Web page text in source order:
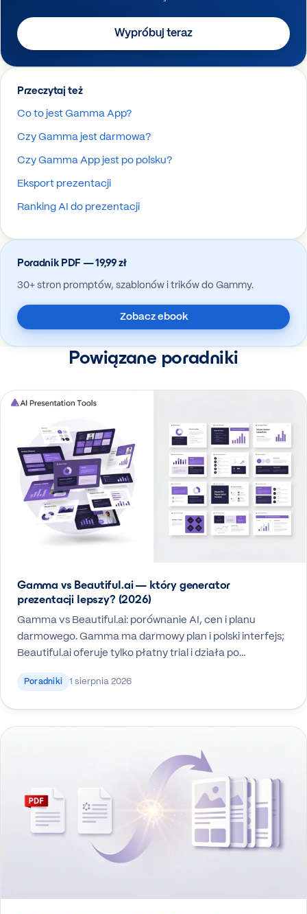
Wypróbuj teraz
Przeczytaj też
Co to jest Gamma App?
Czy Gamma jest darmowa?
Czy Gamma App jest po polsku?
Eksport prezentacji
Ranking AI do prezentacji
Poradnik PDF — 19,99 zł
30+ stron promptów, szablonów i trików do Gammy.
Zobacz ebook
Powiązane poradniki
Gamma vs Beautiful.ai — który generator
prezentacji lepszy? (2026)
Gamma vs Beautiful.ai: porównanie AI, cen i planu
darmowego. Gamma ma darmowy plan i polski interfejs;
Beautiful.ai oferuje tylko płatny trial i działa po…
Poradniki 1 sierpnia 2026